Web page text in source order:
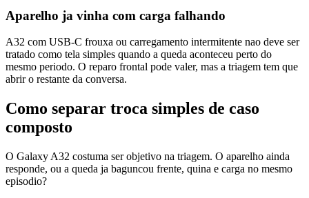
Aparelho ja vinha com carga falhando
A32 com USB-C frouxa ou carregamento intermitente nao deve ser
tratado como tela simples quando a queda aconteceu perto do
mesmo periodo. O reparo frontal pode valer, mas a triagem tem que
abrir o restante da conversa.
Como separar troca simples de caso
composto
O Galaxy A32 costuma ser objetivo na triagem. O aparelho ainda
responde, ou a queda ja baguncou frente, quina e carga no mesmo
episodio?